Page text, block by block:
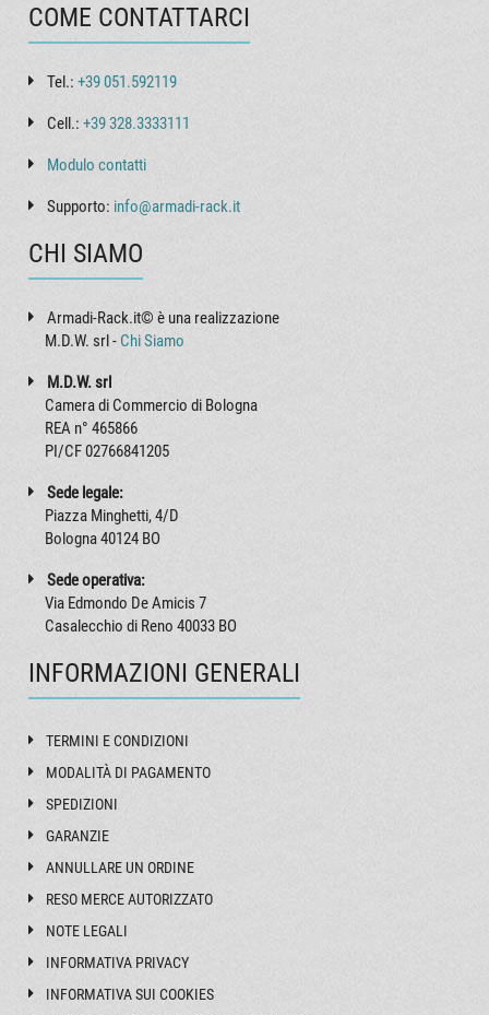
COME CONTATTARCI
Tel.:+39 051.592119
Cell.:+39 328.3333111
Modulo contatti
Supporto: info@armadi-rack.it
CHI SIAMO
Armadi-Rack.it© è una realizzazione
M.D.W. srl - Chi Siamo
M.D.W. srl
Camera di Commercio di Bologna
REA n° 465866
PI/CF 02766841205
Sede legale:
Piazza Minghetti, 4/D
Bologna 40124 BO
Sede operativa:
Via Edmondo De Amicis 7
Casalecchio di Reno 40033 BO
INFORMAZIONI GENERALI
TERMINI E CONDIZIONI
MODALITÀ DI PAGAMENTO
SPEDIZIONI
GARANZIE
ANNULLARE UN ORDINE
RESO MERCE AUTORIZZATO
NOTE LEGALI
INFORMATIVA PRIVACY
INFORMATIVA SUI COOKIES